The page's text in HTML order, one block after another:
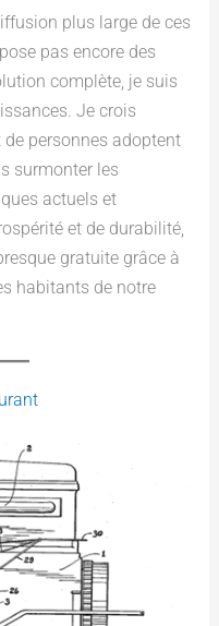
plus large de ces
pas encore des
complète, je suis
Je crois
personnes adoptent
surmonter les
actuels et
et de durabilité,
gratuite grâce à
habitants de notre